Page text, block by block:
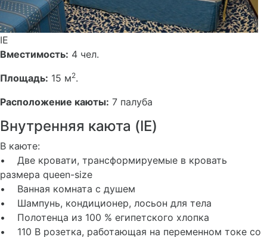
IE
Вместимость: 4 чел.
Площадь: 15 м2.
Расположение каюты: 7 палуба
Внутренняя каюта (IE)
В каюте:
• Две кровати, трансформируемые в кровать
размера queen-size
• Ванная комната с душем
• Шампунь, кондиционер, лосьон для тела
• Полотенца из 100 % египетского хлопка
• 110 В розетка, работающая на переменном токе со